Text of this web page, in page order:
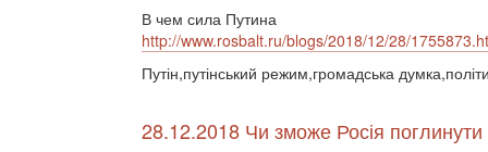
В чем сила Путина
http://www.rosbalt.ru/blogs/2018/12/28/
Путін,путінський режим,громадська
28.12.2018 Чи зможе Росія поглинути